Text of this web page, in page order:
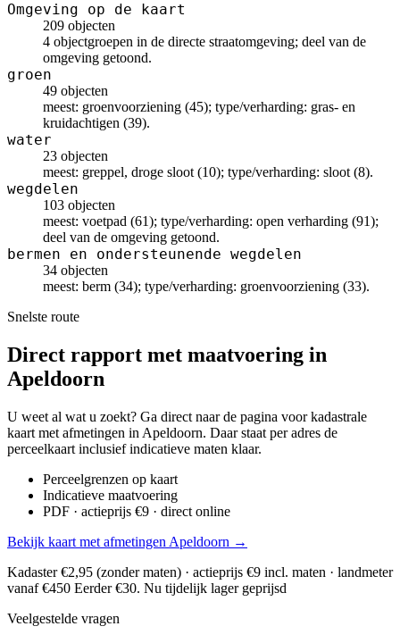
Omgeving op de kaart
209 objecten
4 objectgroepen in de directe straatomgeving; deel van de
omgeving getoond.
groen
49 objecten
meest: groenvoorziening (45); type/verharding: gras- en
kruidachtigen (39).
water
23 objecten
meest: greppel, droge sloot (10); type/verharding: sloot (8).
wegdelen
103 objecten
meest: voetpad (61); type/verharding: open verharding (91);
deel van de omgeving getoond.
bermen en ondersteunende wegdelen
34 objecten
meest: berm (34); type/verharding: groenvoorziening (33).
Snelste route
Direct rapport met maatvoering in
Apeldoorn
U weet al wat u zoekt? Ga direct naar de pagina voor kadastrale
kaart met afmetingen in Apeldoorn. Daar staat per adres de
perceelkaart inclusief indicatieve maten klaar.
Perceelgrenzen op kaart
Indicatieve maatvoering
PDF · actieprijs €9 · direct online
Bekijk kaart met afmetingen Apeldoorn →
Kadaster €2,95 (zonder maten) · actieprijs €9 incl. maten · landmeter
vanaf €450 Eerder €30. Nu tijdelijk lager geprijsd
Veelgestelde vragen